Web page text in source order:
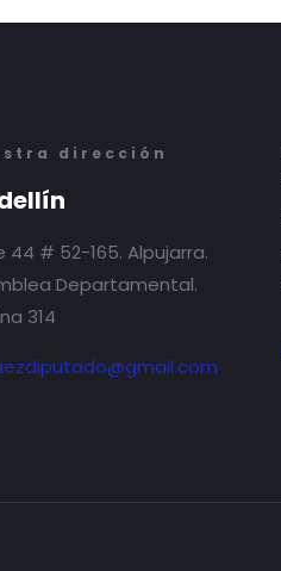
dirección
44 # 52-165. Alpujarra.
Departamental.
314